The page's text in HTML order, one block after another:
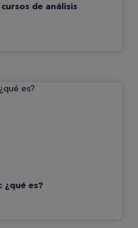
de análisis
¿qué es?